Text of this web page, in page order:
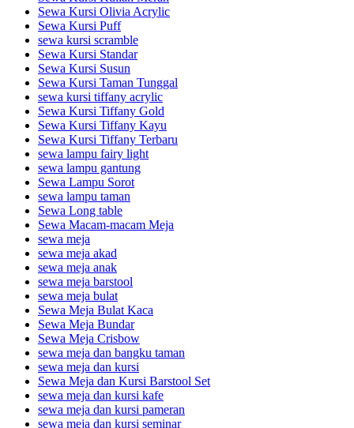
Sewa Kursi Olivia Acrylic
Sewa Kursi Puff
sewa kursi scramble
Sewa Kursi Standar
Sewa Kursi Susun
Sewa Kursi Taman Tunggal
sewa kursi tiffany acrylic
Sewa Kursi Tiffany Gold
Sewa Kursi Tiffany Kayu
Sewa Kursi Tiffany Terbaru
sewa lampu fairy light
sewa lampu gantung
Sewa Lampu Sorot
sewa lampu taman
Sewa Long table
Sewa Macam-macam Meja
sewa meja
sewa meja akad
sewa meja anak
sewa meja barstool
sewa meja bulat
Sewa Meja Bulat Kaca
Sewa Meja Bundar
Sewa Meja Crisbow
sewa meja dan bangku taman
sewa meja dan kursi
Sewa Meja dan Kursi Barstool Set
sewa meja dan kursi kafe
sewa meja dan kursi pameran
sewa meja dan kursi seminar